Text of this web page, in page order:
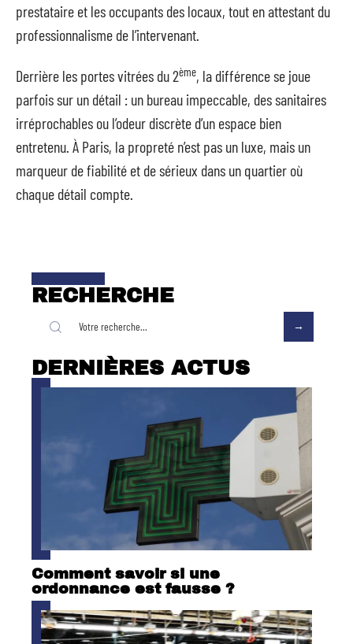
prestataire et les occupants des locaux, tout en attestant du
professionnalisme de l’intervenant.
Derrière les portes vitrées du 2ème, la différence se joue
parfois sur un détail : un bureau impeccable, des sanitaires
irréprochables ou l’odeur discrète d’un espace bien
entretenu. À Paris, la propreté n’est pas un luxe, mais un
marqueur de fiabilité et de sérieux dans un quartier où
chaque détail compte.
RECHERCHE
DERNIÈRES ACTUS
Comment savoir si une
ordonnance est fausse ?